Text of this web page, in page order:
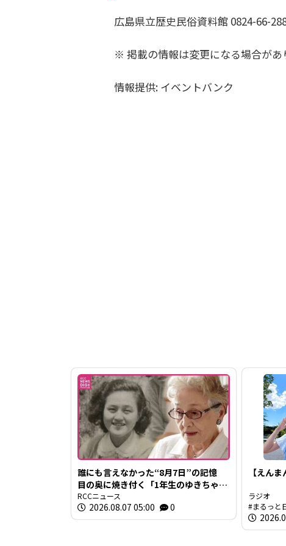
広島県立歴史民俗資料館 0824-66-
※ 掲載の情報は変更になる場合があ
情報提供: イベントバンク
誰にも言えなかった“8月7日”の記憶
目の奥に焼き付く「1年生のゆきちゃ
ん」の姿 94歳の被爆者が今、口を開
いた理由
RCCニュース
2026.08.07 05:00 0
【えん
ラジオ
まるっと